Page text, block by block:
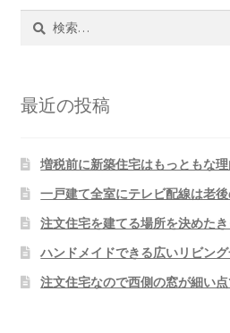
ゲ
シ
ョ
ン
最近の投稿
増税前に新築住宅はもっともな
一戸建て全室にテレビ配線は老
注文住宅を建てる場所を決めた
ハンドメイドできる広いリビン
注文住宅なので西側の窓が細い点